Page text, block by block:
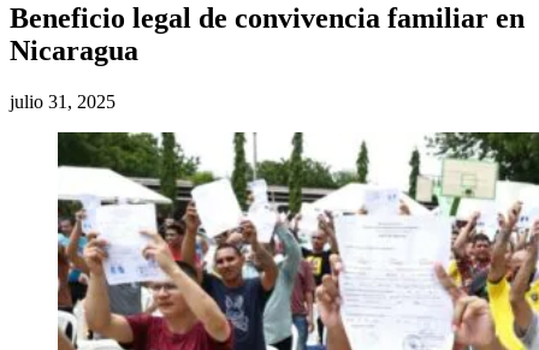
Beneficio legal de convivencia familiar en
Nicaragua
julio 31, 2025